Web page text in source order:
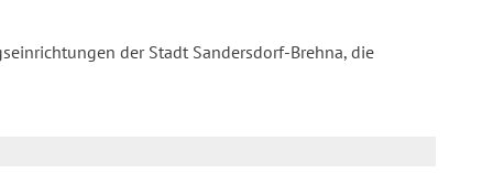
der Stadt Sandersdorf-Brehna, die